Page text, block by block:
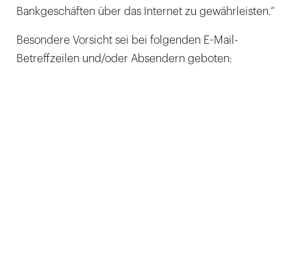
Bankgeschäften über das Internet zu gewährleisten.“
Besondere Vorsicht sei bei folgenden E-Mail-
Betreffzeilen und/oder Absendern geboten: